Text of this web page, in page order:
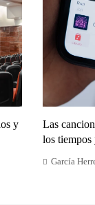
y
Las
los tiempos
García